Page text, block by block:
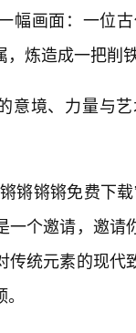
幅画面：一位
，炼造成一把削
意境、力量与
锵锵锵免费下
一个邀请，邀
传统元素的现